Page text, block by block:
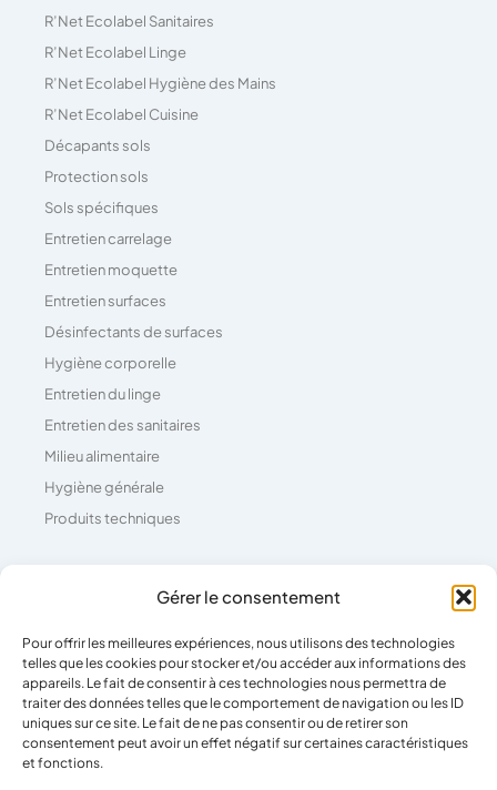
Gérer le consentement
Pour offrir les meilleures expériences, nous utilisons des technologies
telles que les cookies pour stocker et/ou accéder aux informations des
appareils. Le fait de consentir à ces technologies nous permettra de
traiter des données telles que le comportement de navigation ou les ID
uniques sur ce site. Le fait de ne pas consentir ou de retirer son
consentement peut avoir un effet négatif sur certaines caractéristiques
et fonctions.
04 73 26 81 71
39 Rue Pierre Boulanger,
63100 Clermont-Ferrand
R’Net Ecolabel Sanitaires
R’Net Ecolabel Linge
R’Net Ecolabel Hygiène des Mains
R’Net Ecolabel Cuisine
Décapants sols
Protection sols
Sols spécifiques
Entretien carrelage
Entretien moquette
Entretien surfaces
Désinfectants de surfaces
Hygiène corporelle
Entretien du linge
Entretien des sanitaires
Milieu alimentaire
Hygiène générale
Produits techniques